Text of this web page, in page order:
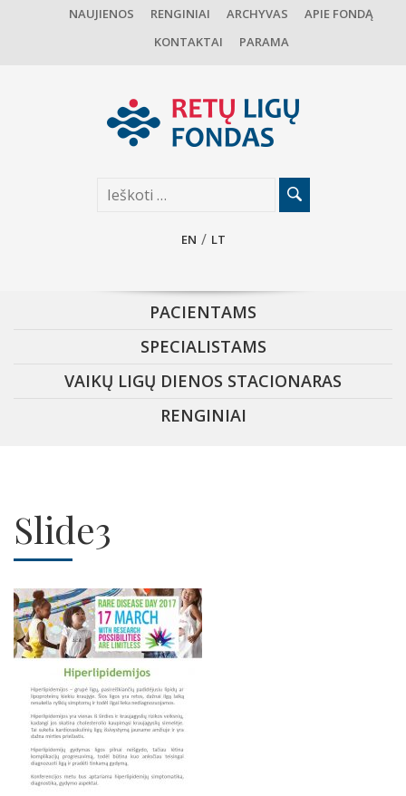
NAUJIENOS RENGINIAI ARCHYVAS
APIE FONDĄ
KONTAKTAI
PARAMA
EN LT
PACIENTAMS
SPECIALISTAMS
VAIKŲ LIGŲ DIENOS STACIONARAS
RENGINIAI
Slide3